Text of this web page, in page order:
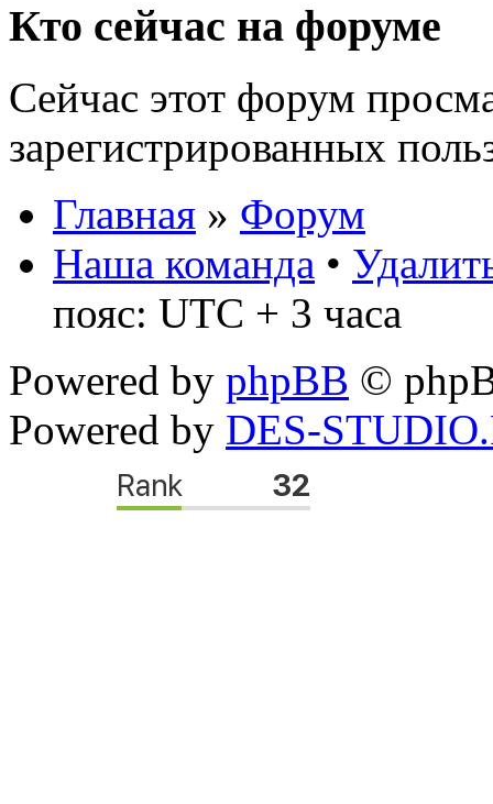
Кто сейчас на форуме
Сейчас этот форум
зарегистрированных
Главная » Форум
Наша команда •
пояс: UTC + 3 часа
Powered by phpBB ©
Powered by DES-